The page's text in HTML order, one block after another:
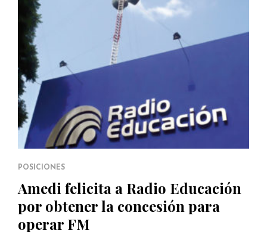
POSICIONES
Amedi felicita a Radio Educación
por obtener la concesión para
operar FM